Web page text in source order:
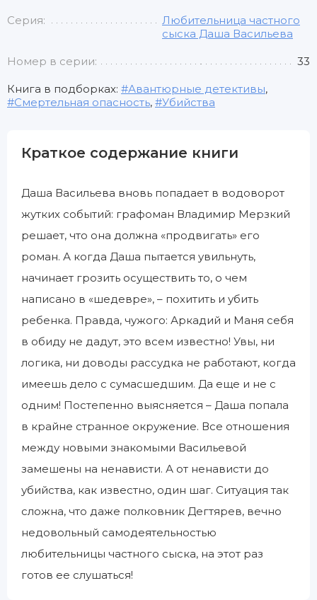
Серия:
Любительница частного
сыска Даша Васильева
Номер в серии: 33
Книга в подборках: Авантюрные детективы,
Смертельная опасность, Убийства
Краткое содержание книги
Даша Васильева вновь попадает в водоворот
жутких событий: графоман Владимир Мерзкий
решает, что она должна «продвигать» его
роман. А когда Даша пытается увильнуть,
начинает грозить осуществить то, о чем
написано в «шедевре», – похитить и убить
ребенка. Правда, чужого: Аркадий и Маня себя
в обиду не дадут, это всем известно! Увы, ни
логика, ни доводы рассудка не работают, когда
имеешь дело с сумасшедшим. Да еще и не с
одним! Постепенно выясняется – Даша попала
в крайне странное окружение. Все отношения
между новыми знакомыми Васильевой
замешены на ненависти. А от ненависти до
убийства, как известно, один шаг. Ситуация так
сложна, что даже полковник Дегтярев, вечно
недовольный самодеятельностью
любительницы частного сыска, на этот раз
готов ее слушаться!